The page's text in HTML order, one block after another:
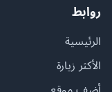
روابط
الرئيسية
الأكثر زيارة